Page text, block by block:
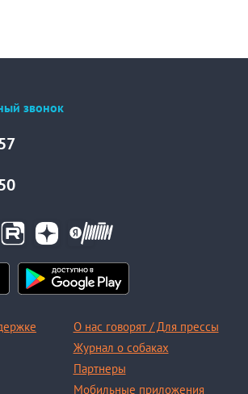
звонок
О нас говорят / Для прессы
Журнал о собаках
Партнеры
Мобильные приложения